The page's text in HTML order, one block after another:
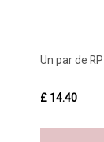
Un par de
£ 14.40